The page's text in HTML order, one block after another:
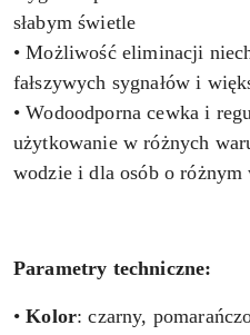
słabym świetle
• Możliwość eliminacji
fałszywych sygnałów i
• Wodoodporna cewka i
użytkowanie w różnych
wodzie i dla osób o różnym
Parametry techniczne:
•Kolor: czarny,